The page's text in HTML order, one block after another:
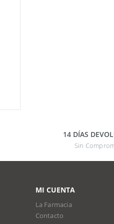
14 DÍAS
Sin
MI CUENTA
La Farmacia
Contacto